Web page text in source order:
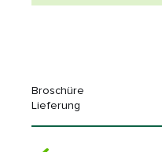
Broschüre
Lieferung